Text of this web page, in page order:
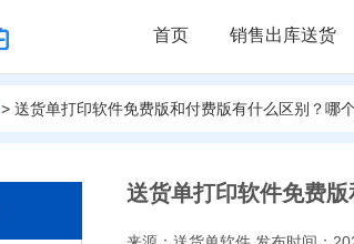
首页 销售出库送货
> 送货单打印软件免费版和付费版有什么区别？哪
送货单打印软件免费